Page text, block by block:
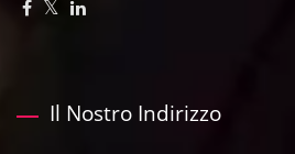
Il Nostro Indirizzo